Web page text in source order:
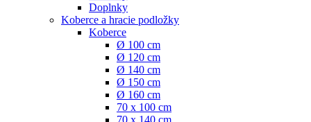
Doplnky
Koberce a hracie podložky
Koberce
Ø 100 cm
Ø 120 cm
Ø 140 cm
Ø 150 cm
Ø 160 cm
70 x 100 cm
70 x 140 cm